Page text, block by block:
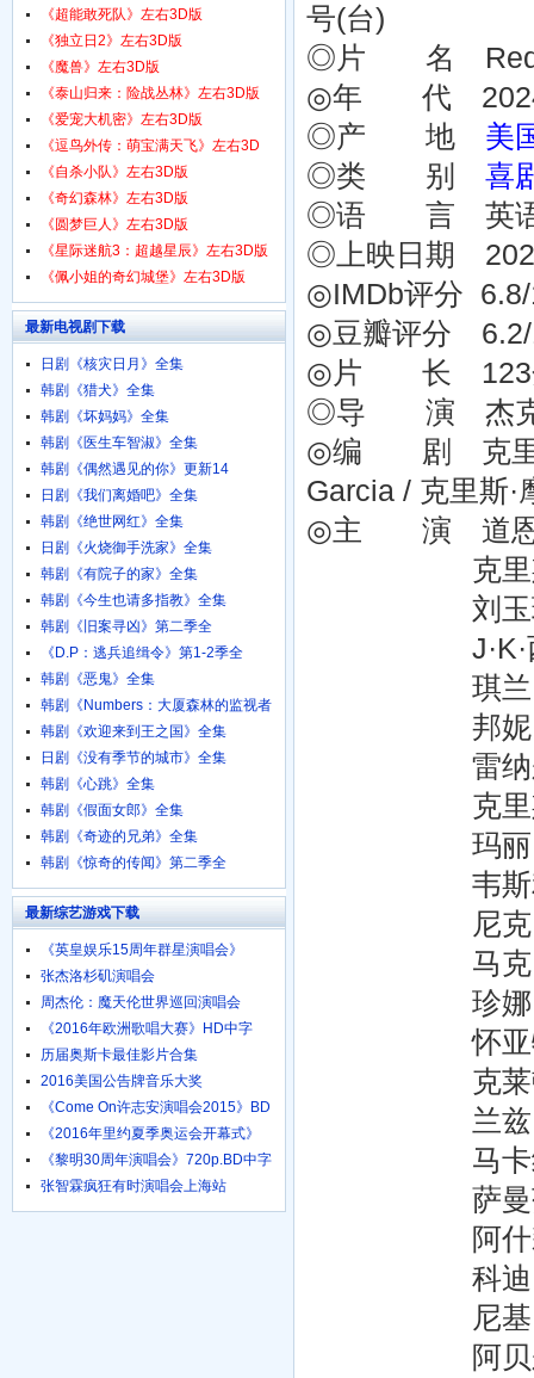
号(台)
◎片 名 Red
◎年 代
◎产 地 美
◎类 别 喜
◎语 言 英
◎上映日期
◎IMDb评分 6.8/
◎豆瓣评分 6.2/
◎片 长 123
◎导 演 杰克·
◎编 剧 克里斯
Garcia / 克里斯·
◎主 演 道恩·
克里斯·埃
刘玉玲
J·K·西蒙
琪兰·席普
邦妮·亨特
雷纳尔多·
克里斯托弗
玛丽·伊丽
韦斯利·坎
尼克·克
马克·埃文·
珍娜·凯内
怀亚特·亨
克莱顿·库
兰兹·达
马卡纳·大
萨曼莎·本
阿什莉·多
科迪·伊斯
尼基·加尔
阿贝尔·阿
《超能敢死队》左右3D版
《独立日2》左右3D版
《魔兽》左右3D版
《泰山归来：险战丛林》左右3D版
《爱宠大机密》左右3D版
《逗鸟外传：萌宝满天飞》左右3D
版
《自杀小队》左右3D版
《奇幻森林》左右3D版
《圆梦巨人》左右3D版
《星际迷航3：超越星辰》左右3D版
《佩小姐的奇幻城堡》左右3D版
最新电视剧下载
日剧《核灾日月》全集
韩剧《猎犬》全集
韩剧《坏妈妈》全集
韩剧《医生车智淑》全集
韩剧《偶然遇见的你》更新14
日剧《我们离婚吧》全集
韩剧《绝世网红》全集
日剧《火烧御手洗家》全集
韩剧《有院子的家》全集
韩剧《今生也请多指教》全集
韩剧《旧案寻凶》第二季全
《D.P：逃兵追缉令》第1-2季全
韩剧《恶鬼》全集
韩剧《Numbers：大厦森林的监视者
们》全集
韩剧《欢迎来到王之国》全集
日剧《没有季节的城市》全集
韩剧《心跳》全集
韩剧《假面女郎》全集
韩剧《奇迹的兄弟》全集
韩剧《惊奇的传闻》第二季全
最新综艺游戏下载
《英皇娱乐15周年群星演唱会》
720p.BD粤语中字
张杰洛杉矶演唱会
周杰伦：魔天伦世界巡回演唱会
《2016年欧洲歌唱大赛》HD中字
1024高清
历届奥斯卡最佳影片合集
2016美国公告牌音乐大奖
《Come On许志安演唱会2015》BD
粤语中字
《2016年里约夏季奥运会开幕式》
HD国语
《黎明30周年演唱会》720p.BD中字
张智霖疯狂有时演唱会上海站